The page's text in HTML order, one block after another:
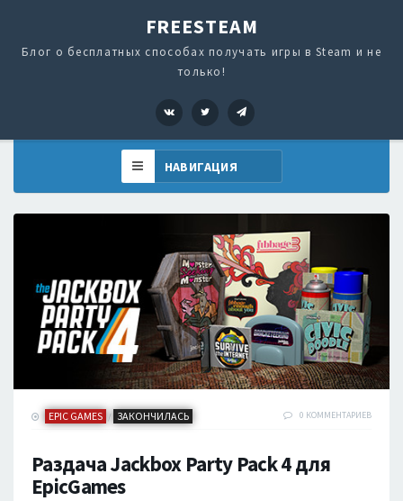
FREESTEAM
Блог о бесплатных способах получать игры в Steam и не
только!
VK Twitter
EPIC GAMES / ЗАКОНЧИЛАСЬ 0 КОММЕНТАРИЕВ
Раздача Jackbox Party Pack 4 для
EpicGames